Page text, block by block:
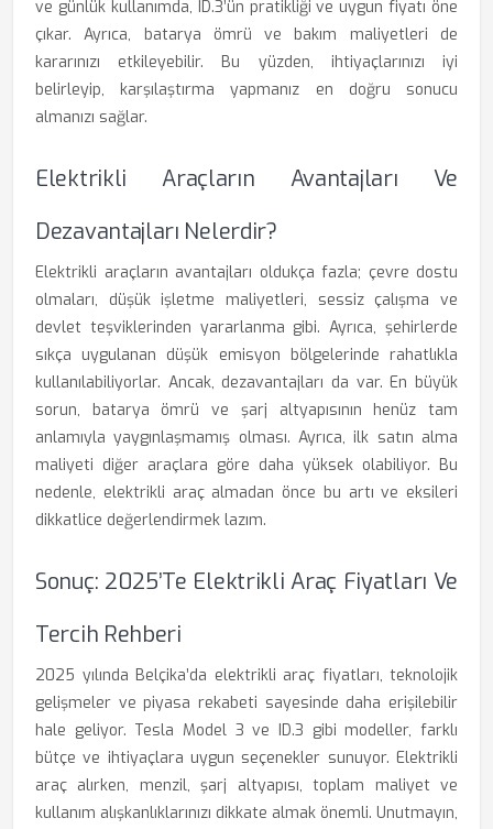
ve günlük kullanımda, ID.3’ün pratikliği ve uygun fiyatı öne
çıkar. Ayrıca, batarya ömrü ve bakım maliyetleri de
kararınızı etkileyebilir. Bu yüzden, ihtiyaçlarınızı iyi
belirleyip, karşılaştırma yapmanız en doğru sonucu
almanızı sağlar.
Elektrikli Araçların Avantajları Ve
Dezavantajları Nelerdir?
Elektrikli araçların avantajları oldukça fazla; çevre dostu
olmaları, düşük işletme maliyetleri, sessiz çalışma ve
devlet teşviklerinden yararlanma gibi. Ayrıca, şehirlerde
sıkça uygulanan düşük emisyon bölgelerinde rahatlıkla
kullanılabiliyorlar. Ancak, dezavantajları da var. En büyük
sorun, batarya ömrü ve şarj altyapısının henüz tam
anlamıyla yaygınlaşmamış olması. Ayrıca, ilk satın alma
maliyeti diğer araçlara göre daha yüksek olabiliyor. Bu
nedenle, elektrikli araç almadan önce bu artı ve eksileri
dikkatlice değerlendirmek lazım.
Sonuç: 2025’te Elektrikli Araç Fiyatları Ve
Tercih Rehberi
2025 yılında Belçika’da elektrikli araç fiyatları, teknolojik
gelişmeler ve piyasa rekabeti sayesinde daha erişilebilir
hale geliyor. Tesla Model 3 ve ID.3 gibi modeller, farklı
bütçe ve ihtiyaçlara uygun seçenekler sunuyor. Elektrikli
araç alırken, menzil, şarj altyapısı, toplam maliyet ve
kullanım alışkanlıklarınızı dikkate almak önemli. Unutmayın,